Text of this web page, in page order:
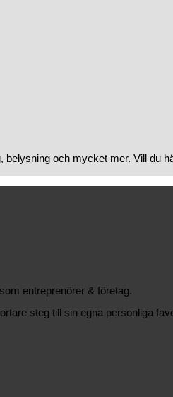
och mycket mer. Vill du
entreprenörer & företag.
steg till sin egna personliga